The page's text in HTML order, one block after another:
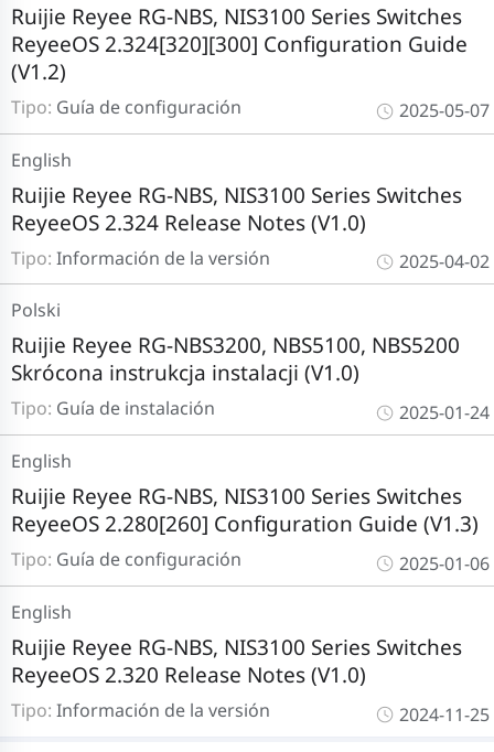
Tipo: Guía de configuración
Ruijie Reyee RG-NBS, NIS3100 Series Switches
ReyeeOS 2.324[320][300] Configuration Guide
(V1.2)
2025-05-07
Tipo: Información de la versión
Ruijie Reyee RG-NBS, NIS3100 Series Switches
ReyeeOS 2.324 Release Notes (V1.0)
English
2025-04-02
Tipo: Guía de instalación
Ruijie Reyee RG-NBS3200, NBS5100, NBS5200
Skrócona instrukcja instalacji (V1.0)
Polski
2025-01-24
Tipo: Guía de configuración
Ruijie Reyee RG-NBS, NIS3100 Series Switches
ReyeeOS 2.280[260] Configuration Guide (V1.3)
English
2025-01-06
Tipo: Información de la versión
Ruijie Reyee RG-NBS, NIS3100 Series Switches
ReyeeOS 2.320 Release Notes (V1.0)
English
2024-11-25